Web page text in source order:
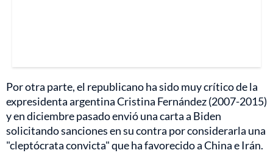
Por otra parte, el republicano ha sido muy crítico de la
expresidenta argentina Cristina Fernández (2007-2015)
y en diciembre pasado envió una carta a Biden
solicitando sanciones en su contra por considerarla una
"cleptócrata convicta" que ha favorecido a China e Irán.